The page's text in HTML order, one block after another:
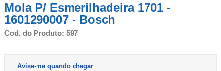
Mola P/ Esmerilhadeira 1701 -
1601290007 - Bosch
Cod. do Produto: 597
Avise-me quando chegar